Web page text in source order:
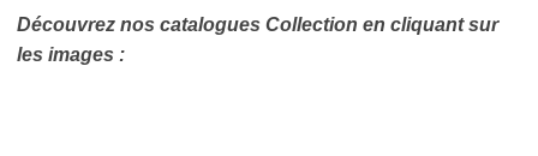
Découvrez nos catalogues Collection en cliquant sur
les images :